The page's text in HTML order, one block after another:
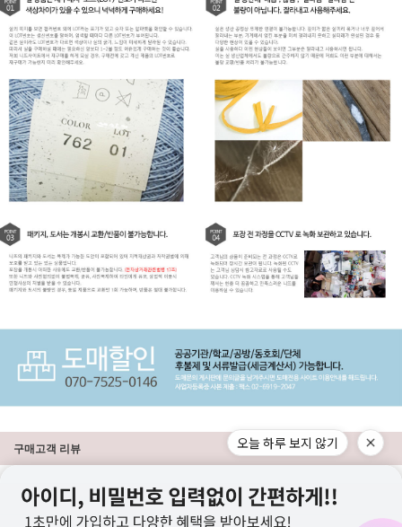
구매고객 리뷰
상점정보 PC버전 이용안내 고객센터 도매전용몰 ▲TOP
오늘 하루 보지 않기